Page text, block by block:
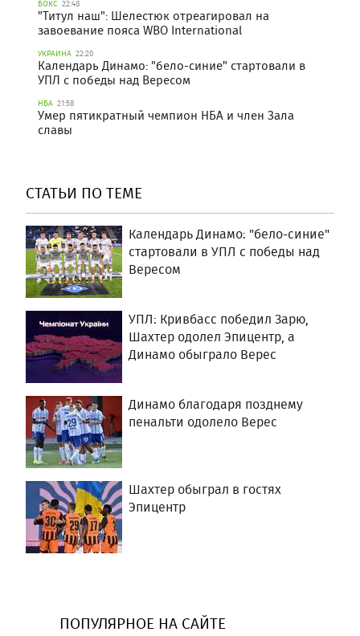
БОКС 22:48
"Титул наш": Шелестюк отреагировал на
завоевание пояса WBO International
УКРАИНА 22:20
Календарь Динамо: "бело-синие" стартовали в
УПЛ с победы над Вересом
НБА 21:58
Умер пятикратный чемпион НБА и член Зала
славы
СТАТЬИ ПО ТЕМЕ
Календарь Динамо: "бело-синие"
стартовали в УПЛ с победы над
Вересом
УПЛ: Кривбасс победил Зарю,
Шахтер одолел Эпицентр, а
Динамо обыграло Верес
Динамо благодаря позднему
пенальти одолело Верес
Шахтер обыграл в гостях
Эпицентр
ПОПУЛЯРНОЕ НА САЙТЕ